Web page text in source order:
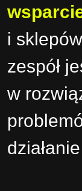
i
zespół
w